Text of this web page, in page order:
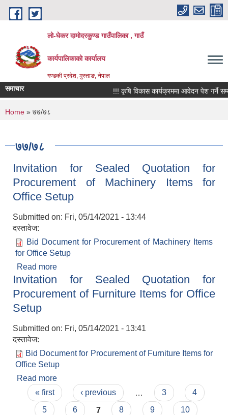
Skip to main content
लो-घेकर दामोदरकुण्ड गाउँपालिका , गाउँ
कार्यपालिकाको कार्यालय
गण्डकी प्रदेश, मुस्ताङ, नेपाल
समाचार !!! कृषि विकास कार्यक्रममा आवेदन पेश गर्ने
You are here
Home » ७७/७८
७७/७८
Invitation for Sealed Quotation for
Procurement of Machinery Items for
Office Setup
Submitted on: Fri, 05/14/2021 - 13:44
दस्तावेज:
Bid Document for Procurement of Machinery Items
for Office Setup
Read more
Procurement of Machinery Items for Office
Setup
Invitation for Sealed Quotation for
Procurement of Furniture Items for Office
Setup
Submitted on: Fri, 05/14/2021 - 13:41
दस्तावेज:
Bid Document for Procurement of Furniture Items for
Office Setup
Read more
Procurement of Furniture Items for Office Setup
Pages
« first ‹ previous 3
4
5
6 7 8 9
10